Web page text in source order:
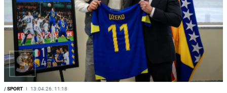
/SPORT I 13.04.26. 11:18